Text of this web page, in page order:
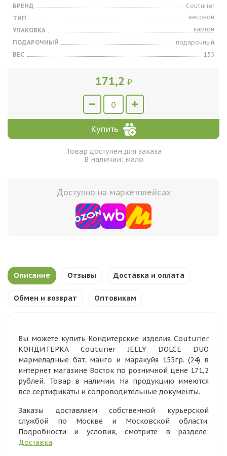
БРЕНД
Couturier
ТИП
весовой
УПАКОВКА
картон
ПОДАРОЧНЫЙ
подарочный
ВЕС
155
171,2 ₽
Купить
Товар доступен для заказа
В наличии: мало
Доступно на маркетплейсах
Описание Отзывы Доставка и оплата
Обмен и возврат Оптовикам
Вы можете купить Кондитерские изделия Couturier
КОНДИТЕРКА Couturier JELLY DOLCE DUO
мармеладные бат. манго и маракуйя 155гр. (24) в
интернет магазине Восток по розничной цене 171,2
рублей. Товар в наличии. На продукцию имеются
все сертификаты и сопроводительные документы.
Заказы доставляем собственной курьерской
службой по Москве и Московской области.
Подробности и условия, смотрите в разделе:
Доставка.